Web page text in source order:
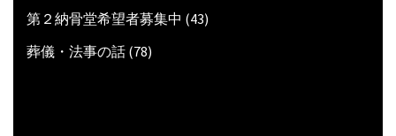
第２納骨堂希望者募集中 (43)
葬儀・法事の話 (78)